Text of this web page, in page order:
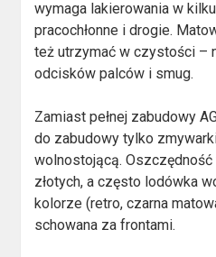
wymaga lakierowania w
pracochłonne i drogie.
też utrzymać w czystości –
odcisków palców i smug.
Zamiast pełnej zabudowy
do zabudowy tylko
wolnostojącą.
złotych, a często lodówka
kolorze (retro, czarna
schowana za frontami.